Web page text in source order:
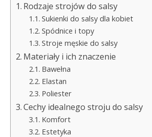
Rodzaje strojów do salsy
Sukienki do salsy dla kobiet
Spódnice i topy
Stroje męskie do salsy
Materiały i ich znaczenie
Bawełna
Elastan
Poliester
Cechy idealnego stroju do salsy
Komfort
Estetyka